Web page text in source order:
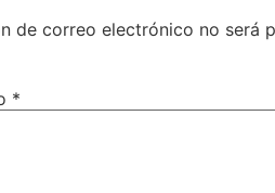
de correo electrónico no será
*